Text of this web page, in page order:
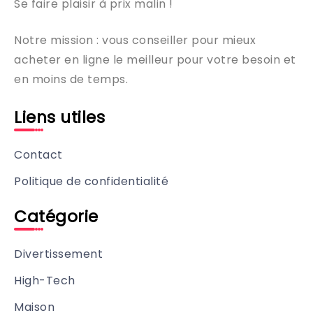
Se faire plaisir à prix malin !
Notre mission : vous conseiller pour mieux
acheter en ligne le meilleur pour votre besoin et
en moins de temps.
Liens utiles
Contact
Politique de confidentialité
Catégorie
Divertissement
High-Tech
Maison